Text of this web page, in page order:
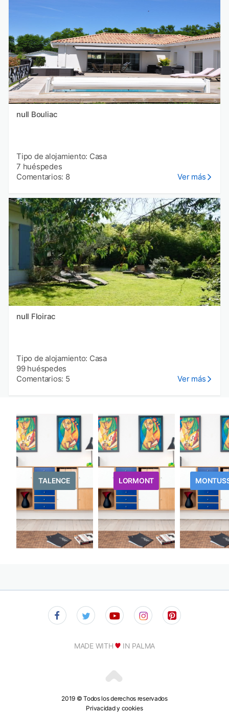
null Bouliac
Tipo de alojamiento: Casa
7 huéspedes
Comentarios: 8
Ver más
null Floirac
Tipo de alojamiento: Casa
99 huéspedes
Comentarios: 5
Ver más
TALENCE LORMONT
2019 © Todos los derechos reservados
Privacidad y cookies
MADE WITH IN PALMA